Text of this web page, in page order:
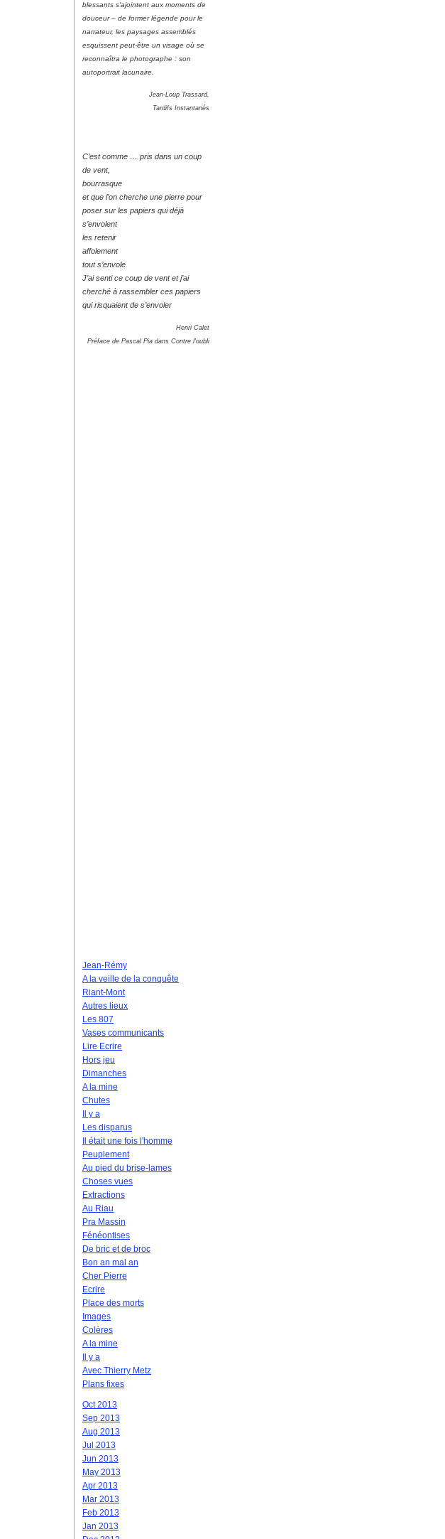
blessants s'ajointent aux moments de
douceur – de former légende pour le
narrateur, les paysages assemblés
esquissent peut-être un visage où se
reconnaîtra le photographe : son
autoportrait lacunaire.
Jean-Loup Trassard,
Tardifs Instantanés
C’est comme … pris dans un coup
de vent,
bourrasque
et que l’on cherche une pierre pour
poser sur les papiers qui déjà
s’envolent
les retenir
affolement
tout s’envole
J’ai senti ce coup de vent et j’ai
cherché à rassembler ces papiers
qui risquaient de s’envoler
Henri Calet
Préface de Pascal Pia dans Contre l'oubli
Jean-Rémy
A la veille de la conquête
Riant-Mont
Autres lieux
Les 807
Vases communicants
Lire Ecrire
Hors jeu
Dimanches
A la mine
Chutes
Il y a
Les disparus
Il était une fois l'homme
Peuplement
Au pied du brise-lames
Choses vues
Extractions
Au Riau
Pra Massin
Fénéontises
De bric et de broc
Bon an mal an
Cher Pierre
Ecrire
Place des morts
Images
Colères
A la mine
Il y a
Avec Thierry Metz
Plans fixes
Oct 2013
Sep 2013
Aug 2013
Jul 2013
Jun 2013
May 2013
Apr 2013
Mar 2013
Feb 2013
Jan 2013